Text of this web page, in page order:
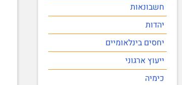
חשבונאות
יהדות
יחסים בינלאומיים
ייעוץ ארגוני
כימיה